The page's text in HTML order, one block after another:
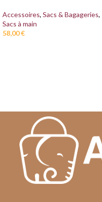
Accessoires, Sacs & Bagageries,
Sacs à main
58,00€